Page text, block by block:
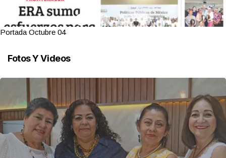
Portada Octubre 04
Fotos Y Videos